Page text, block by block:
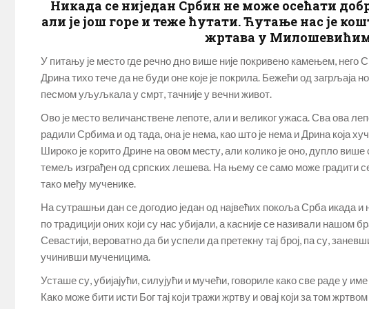
Никада се ниједан Србин не може осећати
али је још горе и теже ћутати. Ћутање нас је
жртава у
У питању је место где речно дно више није покривено камењем, него
Дрина тихо тече да не буди оне које је покрила. Бежећи од загрљаја
песмом уљуљкала у смрт, тачније у вечни живот.
Ово је место величанствене лепоте, али и великог ужаса. Сва ова
радили Србима и од тада, она је нема, као што је нема и Дрина која
Широко је корито Дрине на овом месту, али колико је оно, дупло
темељ изграђен од српских лешева. На њему се само може градити
тако међу мученике.
На сутрашњи дан се догодио један од највећих покоља Срба икада и
по традицији оних који су нас убијали, а касније се називали
Севастији, вероватно да би успели да претекну тај број, па су,
учинивши мученицима.
Усташе су, убијајући, силујући и мучећи, говориле како све раде у
Како може бити исти Бог тај који тражи жртву и овај који за том